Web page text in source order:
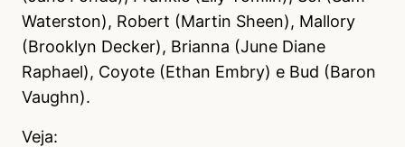
Waterston), Robert (Martin Sheen), Mallory
(Brooklyn Decker), Brianna (June Diane
Raphael), Coyote (Ethan Embry) e Bud (Baron
Vaughn).
Veja: